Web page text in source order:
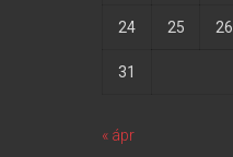
24 25 26
31
« ápr